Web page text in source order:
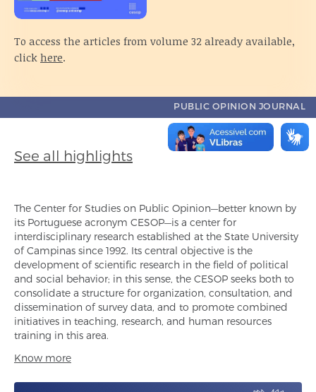
To access the articles from volume 32 already available,
click here.
the
content
PUBLIC OPINION JOURNAL
See all highlights
The Center for Studies on Public Opinion—better known by
its Portuguese acronym CESOP—is a center for
interdisciplinary research established at the State University
of Campinas since 1992. Its central objective is the
development of scientific research in the field of political
and social behavior; in this sense, the CESOP seeks both to
consolidate a structure for organization, consultation, and
dissemination of survey data, and to promote combined
initiatives in teaching, research, and human resources
training in this area.
Know more